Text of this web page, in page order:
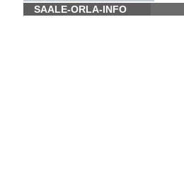
SAALE-ORLA-INFO